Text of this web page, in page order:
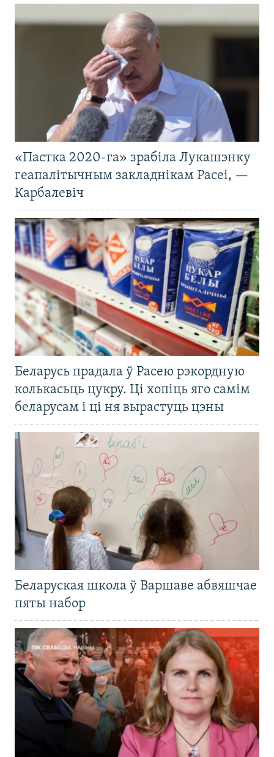
«Пастка 2020-га» зрабіла Лукашэнку
геапалітычным закладнікам Расеі, —
Карбалевіч
Беларусь прадала ў Расею рэкордную
колькасьць цукру. Ці хопіць яго самім
беларусам і ці ня вырастуць цэны
Беларуская школа ў Варшаве абвяшчае
пяты набор